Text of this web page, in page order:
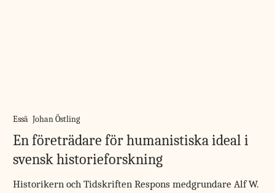
Essä Johan Östling
En företrädare för humanistiska ideal i
svensk historieforskning
Historikern och Tidskriften Respons medgrundare Alf W.